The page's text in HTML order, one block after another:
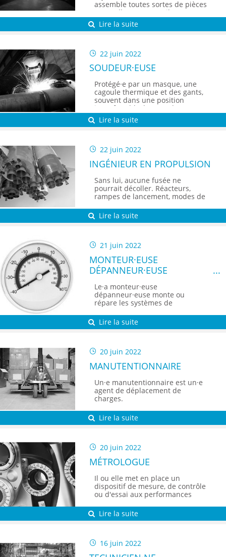
assemble toutes sortes de pièces
entre elles. Son travail
s'apparente parfois à une partie
de Lego grandeur nature !
Lire la suite
22 juin 2022
SOUDEUR·EUSE
Protégé·e par un masque, une
cagoule thermique et des gants,
souvent dans une position
inconfortable, le·a soudeur·euse
réalise un travail précis
d'assemblage de différentes
Lire la suite
22 juin 2022
INGÉNIEUR EN PROPULSION
Sans lui, aucune fusée ne
pourrait décoller. Réacteurs,
rampes de lancement, modes de
concevoir tout ce qui permettra à
une fusée de s'envoler.
Lire la suite
21 juin 2022
MONTEUR·EUSE
DÉPANNEUR·EUSE
Le·a monteur·euse
dépanneur·euse monte ou
répare les systèmes de
Lire la suite
20 juin 2022
MANUTENTIONNAIRE
Un·e manutentionnaire est un·e
agent de déplacement de
charges.
Lire la suite
20 juin 2022
MÉTROLOGUE
Il ou elle met en place un
dispositif de mesure, de contrôle
ou d'essai aux performances
Lire la suite
16 juin 2022